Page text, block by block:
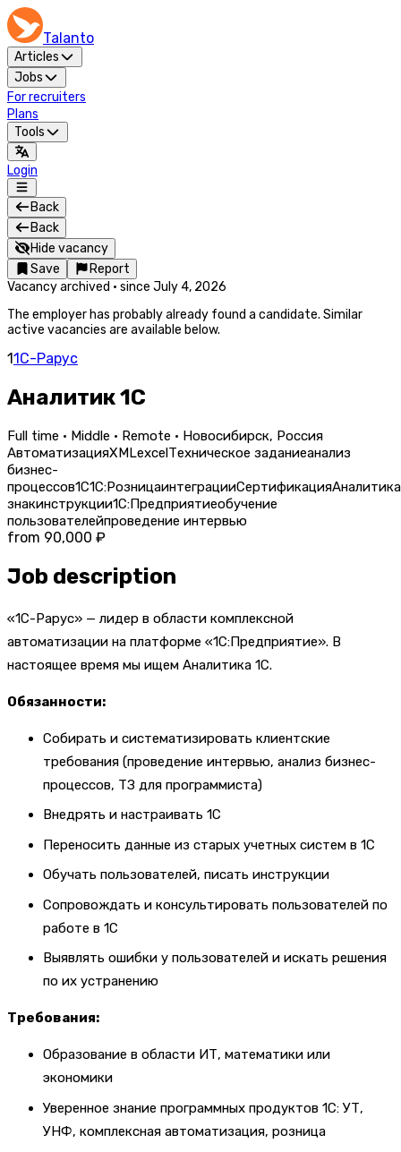
Talanto
Articles
Jobs
For recruiters
Plans
Tools
Login
Back
Back
Hide vacancy
Save
Report
Vacancy archived · since July 4, 2026
The employer has probably already found a candidate. Similar
active vacancies are available below.
11C-Рарус
Аналитик 1С
Full time · Middle · Remote · Новосибирск, Россия
АвтоматизацияXMLexcelТехническое заданиеанализ
бизнес-
процессов1С1С:РозницаинтеграцииСертификацияАналитика
знакинструкции1С:Предприятиеобучение
пользователейпроведение интервью
from 90,000 ₽
Job description
«1С-Рарус» — лидер в области комплексной
автоматизации на платформе «1С:Предприятие». В
настоящее время мы ищем Аналитика 1С.
Обязанности:
Собирать и систематизировать клиентские
требования (проведение интервью, анализ бизнес-
процессов, ТЗ для программиста)
Внедрять и настраивать 1С
Переносить данные из старых учетных систем в 1С
Обучать пользователей, писать инструкции
Сопровождать и консультировать пользователей по
работе в 1С
Выявлять ошибки у пользователей и искать решения
по их устранению
Требования:
Образование в области ИТ, математики или
экономики
Уверенное знание программных продуктов 1С: УТ,
УНФ, комплексная автоматизация, розница